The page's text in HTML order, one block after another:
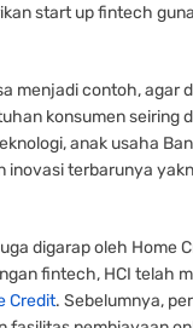
start up fintech
menjadi contoh, agar
konsumen seiring
anak usaha
inovasi terbarunya
digarap oleh Home
fintech, HCI telah
Credit. Sebelumnya,